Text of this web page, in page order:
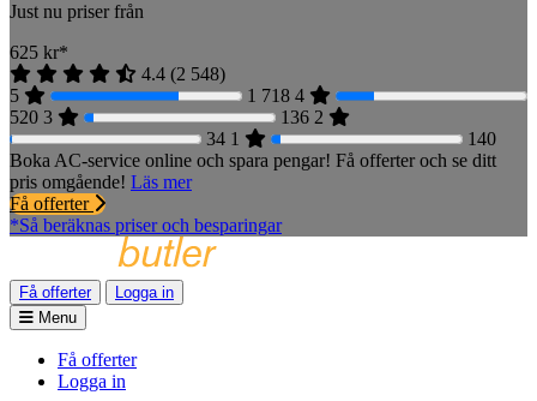
Just nu priser från
625 kr*
4.4 (2 548)
5
1 718 4
520 3 136 2
34 1
140
Boka AC-service online och spara pengar! Få offerter och se ditt
pris omgående! Läs mer
Få offerter
*Så beräknas priser och besparingar
Få offerter
Logga in
Menu
Få offerter
Logga in